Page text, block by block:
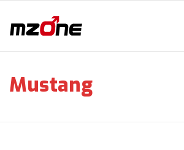
Mustang